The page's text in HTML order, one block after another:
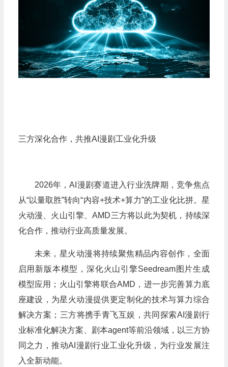
三方深化合作，共推AI漫剧工业化升级
2026年，AI漫剧赛道进入行业洗牌期，竞争焦点
从“以量取胜”转向“内容+技术+算力”的工业化比拼。星
火动漫、火山引擎、AMD三方将以此为契机，持续深
化合作，推动行业高质量发展。
未来，星火动漫将持续聚焦精品内容创作，全面
启用新版本模型，深化火山引擎Seedream图片生成
模型应用；火山引擎将联合AMD，进一步完善算力底
座建设，为星火动漫提供更定制化的技术与算力综合
解决方案；三方将携手青飞互娱，共同探索AI漫剧行
业标准化解决方案、剧本agent等前沿领域，以三方协
同之力，推动AI漫剧行业工业化升级，为行业发展注
入全新动能。